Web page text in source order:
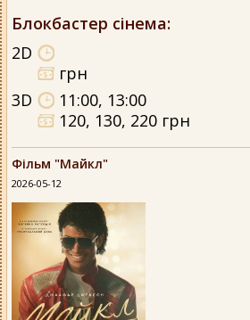
Блокбастер сінема:
2D
грн
3D
11:00, 13:00
120, 130, 220 грн
Фільм "Майкл"
2026-05-12